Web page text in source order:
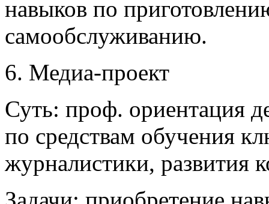
навыков по
самообслуживанию.
6. Медиа-проект
Суть: проф. ориентация
по средствам обучения
журналистики, развития